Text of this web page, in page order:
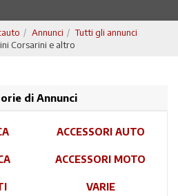
Annunci
Tutti gli annunci
Corsarini e altro
di Annunci
ACCESSORI AUTO
ACCESSORI MOTO
VARIE